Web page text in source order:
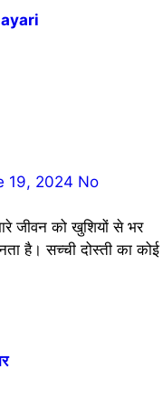
19, 2024 No
है। सच्ची दोस्ती का कोई